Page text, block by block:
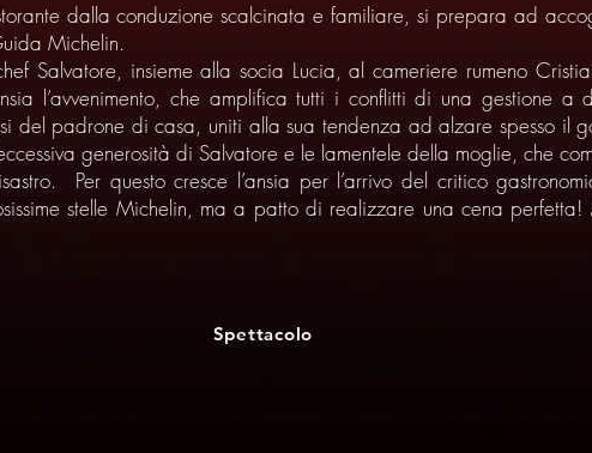
dalla conduzione scalcinata e familiare, si prepara ad
Michelin.
Salvatore, insieme alla socia Lucia, al cameriere rumeno
l’avvenimento, che amplifica tutti i conflitti di una gestione a
del padrone di casa, uniti alla sua tendenza ad alzare spesso il
generosità di Salvatore e le lamentele della moglie, che
Per questo cresce l’ansia per l’arrivo del critico
stelle Michelin, ma a patto di realizzare una cena perfetta!
Spettacolo